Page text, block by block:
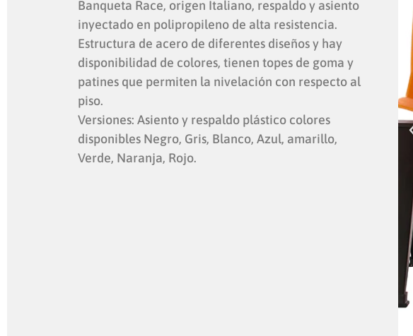
Banqueta Race, origen Italiano, respaldo y asiento
inyectado en polipropileno de alta resistencia.
Estructura de acero de diferentes diseños y hay
disponibilidad de colores, tienen topes de goma y
patines que permiten la nivelación con respecto al
piso.
Versiones: Asiento y respaldo plástico colores
disponibles Negro, Gris, Blanco, Azul, amarillo,
Verde, Naranja, Rojo.